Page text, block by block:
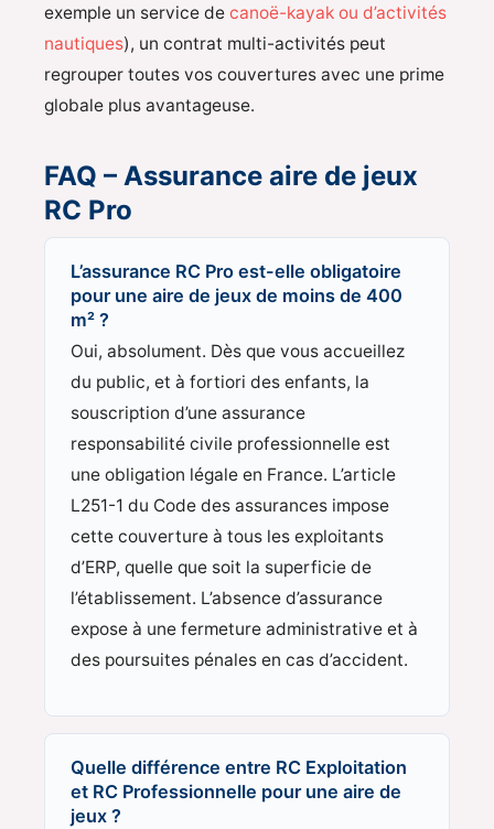
exemple un service de canoë-kayak ou d’activités
nautiques), un contrat multi-activités peut
regrouper toutes vos couvertures avec une prime
globale plus avantageuse.
FAQ – Assurance aire de jeux
RC Pro
L’assurance RC Pro est-elle obligatoire
pour une aire de jeux de moins de 400
m² ?
Oui, absolument. Dès que vous accueillez
du public, et à fortiori des enfants, la
souscription d’une assurance
responsabilité civile professionnelle est
une obligation légale en France. L’article
L251-1 du Code des assurances impose
cette couverture à tous les exploitants
d’ERP, quelle que soit la superficie de
l’établissement. L’absence d’assurance
expose à une fermeture administrative et à
des poursuites pénales en cas d’accident.
Quelle différence entre RC Exploitation
et RC Professionnelle pour une aire de
jeux ?